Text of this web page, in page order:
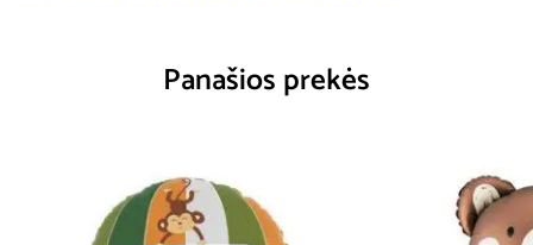
Panašios prekės